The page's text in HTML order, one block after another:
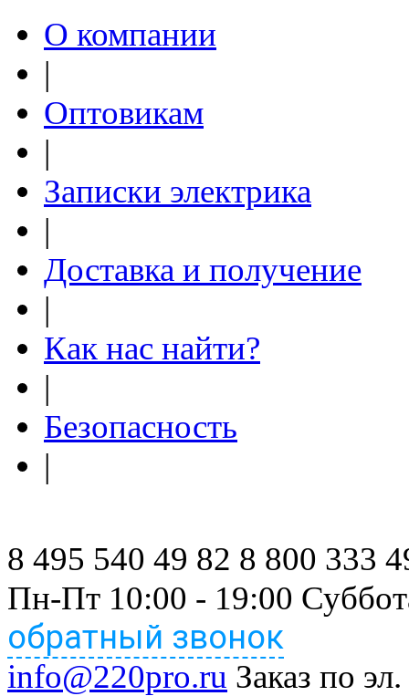
О компании
|
Оптовикам
|
Записки электрика
|
Доставка и получение
|
Как нас найти?
|
Безопасность
|
8 495 540 49 82 8 800 333
Пн-Пт 10:00 - 19:00
обратный звонок
info@220pro.ru Заказ по